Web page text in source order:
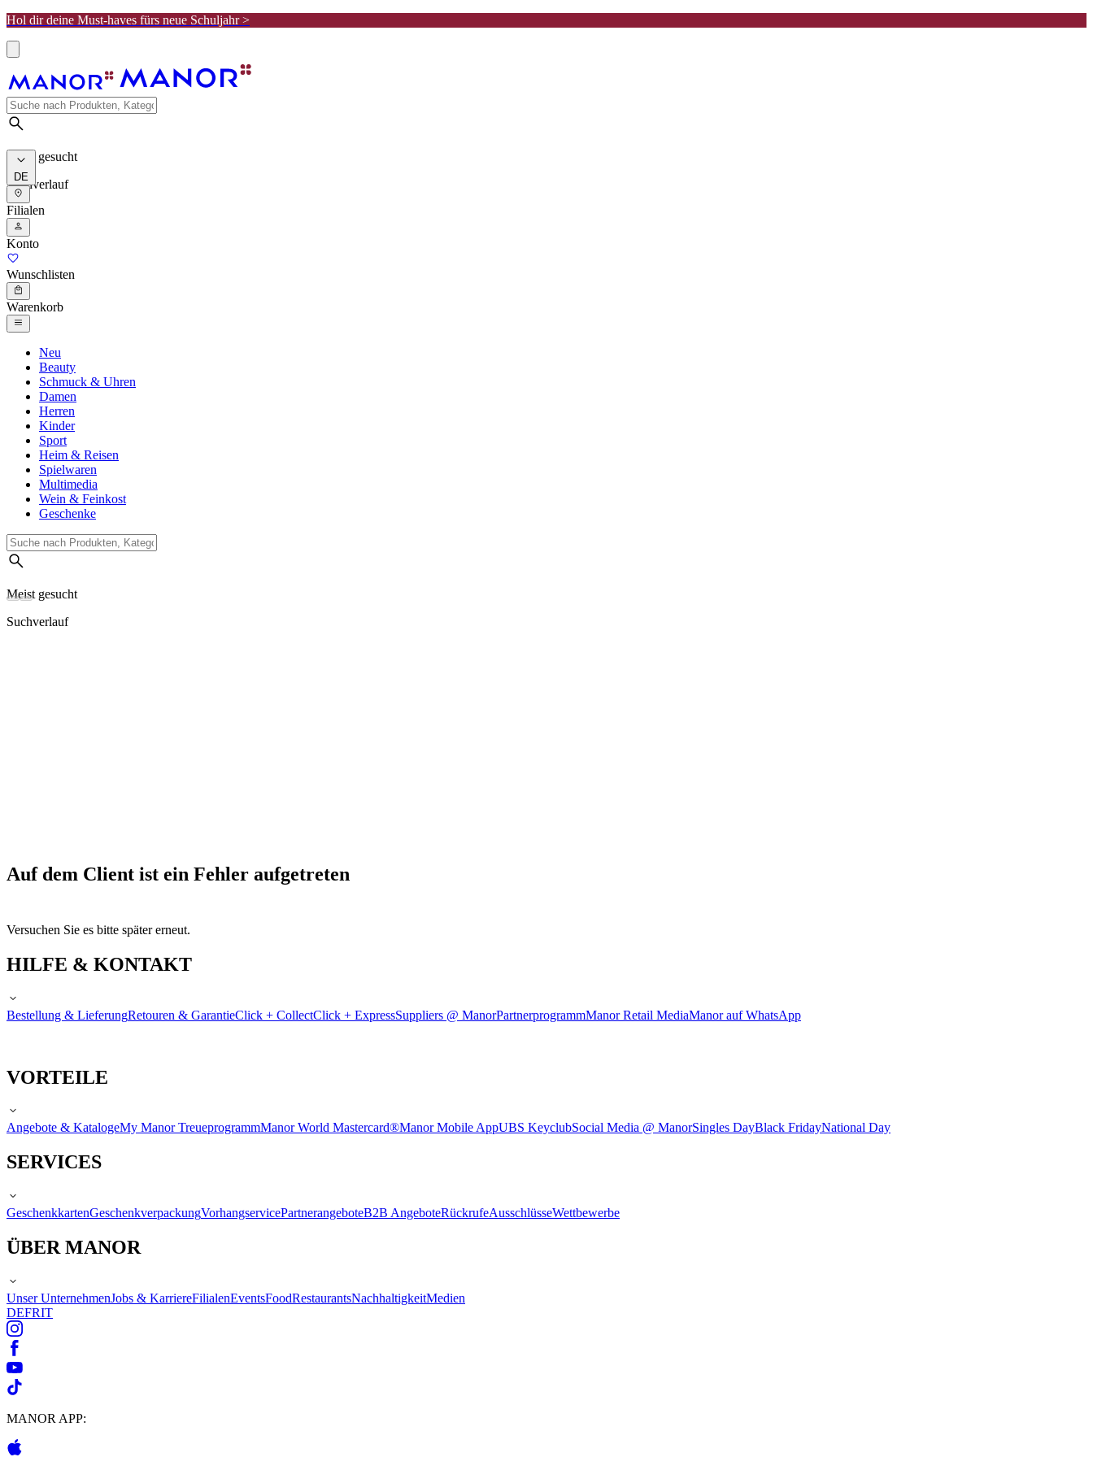
Hol dir deine Must-haves fürs neue Schuljahr >
Meist gesucht
Suchverlauf
DE
Filialen
Konto
Wunschlisten
Warenkorb
Neu
Beauty
Schmuck & Uhren
Damen
Herren
Kinder
Sport
Heim & Reisen
Spielwaren
Multimedia
Wein & Feinkost
Geschenke
Meist gesucht
Suchverlauf
Auf dem Client ist ein Fehler aufgetreten
Versuchen Sie es bitte später erneut.
HILFE & KONTAKT
Bestellung & LieferungRetouren & GarantieClick + CollectClick + ExpressSuppliers @ ManorPartnerprogrammManor Retail MediaManor auf WhatsApp
VORTEILE
Angebote & KatalogeMy Manor TreueprogrammManor World Mastercard®Manor Mobile AppUBS KeyclubSocial Media @ ManorSingles DayBlack FridayNational Day
SERVICES
GeschenkkartenGeschenkverpackungVorhangservicePartnerangeboteB2B AngeboteRückrufeAusschlüsseWettbewerbe
ÜBER MANOR
Unser UnternehmenJobs & KarriereFilialenEventsFoodRestaurantsNachhaltigkeitMedien
DEFRIT
MANOR APP: